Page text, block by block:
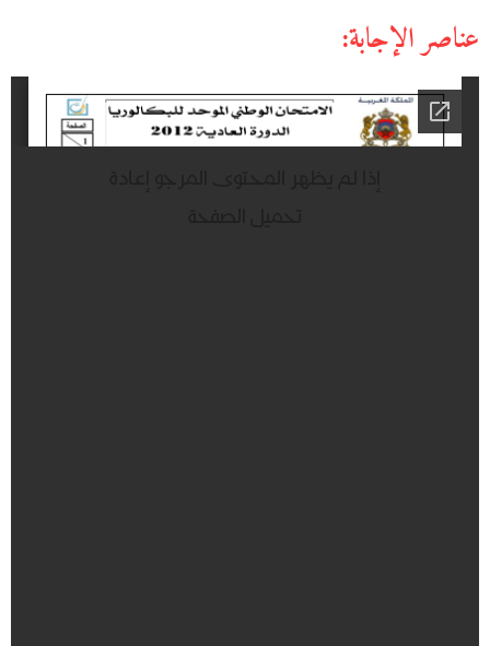
عناصر الإجابة: